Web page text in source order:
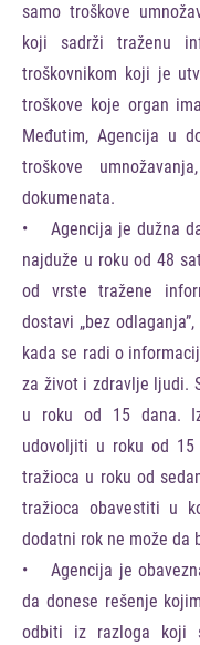
samo troškove
koji sadrži traženu
troškovnikom koji je
troškove koje organ
Međutim, Agencija u
troškove
dokumenata.
• Agencija je dužna
najduže u roku od 48
od vrste tražene
dostavi „bez
kada se radi o
za život i zdravlje ljudi.
u roku od 15 dana.
udovoljiti u roku od 15
tražioca u roku od
tražioca obavestiti u
dodatni rok ne može da
• Agencija je
da donese rešenje
odbiti iz razloga koji